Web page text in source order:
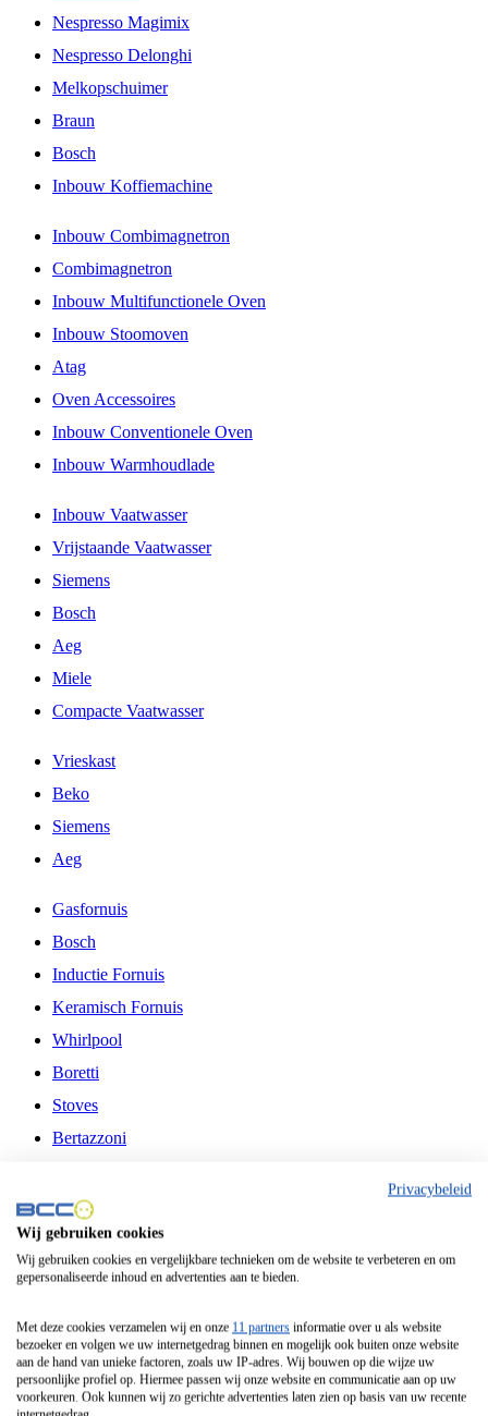
Nespresso Magimix
Nespresso Delonghi
Melkopschuimer
Braun
Bosch
Inbouw Koffiemachine
Inbouw Combimagnetron
Combimagnetron
Inbouw Multifunctionele Oven
Inbouw Stoomoven
Atag
Oven Accessoires
Inbouw Conventionele Oven
Inbouw Warmhoudlade
Inbouw Vaatwasser
Vrijstaande Vaatwasser
Siemens
Bosch
Aeg
Miele
Compacte Vaatwasser
Vrieskast
Beko
Siemens
Aeg
Gasfornuis
Bosch
Inductie Fornuis
Keramisch Fornuis
Whirlpool
Boretti
Stoves
Bertazzoni
Fitelli
Airfryer
Frituurpan
Contactgrill
Broodbakmachine
Broodrooster
Privacybeleid
Wij gebruiken cookies
Wij gebruiken cookies en vergelijkbare technieken om de website te verbeteren en om
gepersonaliseerde inhoud en advertenties aan te bieden.
Met deze cookies verzamelen wij en onze 11 partners informatie over u als website
bezoeker en volgen we uw internetgedrag binnen en mogelijk ook buiten onze website
aan de hand van unieke factoren, zoals uw IP-adres. Wij bouwen op die wijze uw
persoonlijke profiel op. Hiermee passen wij onze website en communicatie aan op uw
voorkeuren. Ook kunnen wij zo gerichte advertenties laten zien op basis van uw recente